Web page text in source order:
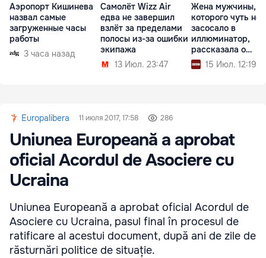
Аэропорт Кишинева
назвал самые
загруженные часы
работы
3 часа назад
Самолёт Wizz Air
едва не завершил
взлёт за пределами
полосы из-за ошибки
экипажа
13 Июл. 23:47
Жена мужчины,
которого чуть не
засосало в
иллюминатор,
рассказала о
пережитом
15 Июл. 12:19
Europalibera 11 июля 2017, 17:58 286
Uniunea Europeană a aprobat
oficial Acordul de Asociere cu
Ucraina
Uniunea Europeană a aprobat oficial Acordul de
Asociere cu Ucraina, pasul final în procesul de
ratificare al acestui document, după ani de zile de
răsturnări politice de situație.